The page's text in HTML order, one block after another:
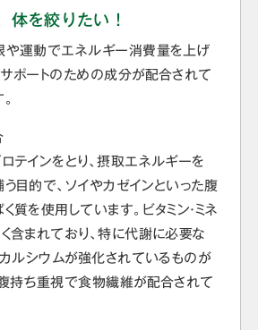
体を絞りたい！
運動でエネルギー消費量を上げ
ポートのための成分が配合されて
テインをとり、摂取エネルギーを
目的で、ソイやカゼインといった腹
を使用しています。ビタミン・ミネ
含まれており、特に代謝に必要な
ルシウムが強化されているものが
持ち重視で食物繊維が配合されて